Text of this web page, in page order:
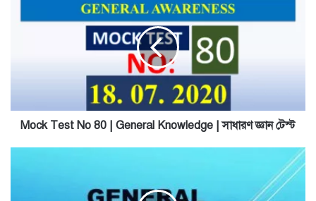
No
সাধারণ
জ্ঞানMock Test No 80 | General Knowledge | সাধারণ জ্ঞান টেস্ট